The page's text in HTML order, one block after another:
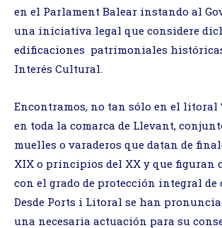
en el Parlament Balear instando al
una iniciativa legal que considere
edificaciones patrimoniales
Interés Cultural.
Encontramos, no tan sólo en el litoral
en toda la comarca de Llevant,
muelles o varaderos que datan de
XIX o principios del XX y que figuran
con el grado de protección integral de
Desde Ports i Litoral se han
una necesaria actuación para su